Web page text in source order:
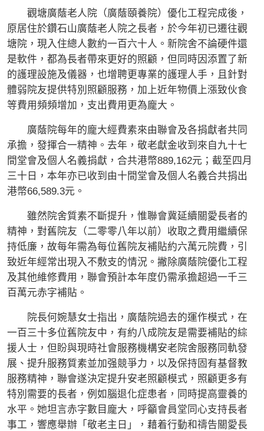
觀塘廣蔭老人院（廣蔭頤養院）優化工程完成後，
原居住於鑽石山廣蔭老人院之長者，於今年初已遷往觀
塘院，現入住總人數約一百六十人。新院舍不論硬件還
是軟件，都為長者帶來更好的照顧，但同時因添置了新
的護理設施及儀器，也增聘更專業的護理人手，且針對
體弱院友提供特別照顧服務，加上近年物價上漲致伙食
等費用頻頻增加，支出費用更為龐大。
廣蔭院每年的龐大經費素來由聯會及各捐獻者共同
承擔，發揮合一精神。去年，敬老獻金收到來自九十七
間堂會及個人名義捐獻，合共港幣889,162元；截至四月
三十日，本年亦已收到由十間堂會及個人名義合共捐出
港幣66,589.3元。
雖然院舍質素不斷提升，惟聯會冀延續關愛長者的
精神，對舊院友（二零零八年以前）收取之費用繼續保
持低廉，故每年需為每位舊院友補貼約六萬元院費，引
致近年經常出現入不敷支的情況。撇除廣蔭院優化工程
及其他維修費用，聯會預計本年度仍需承擔超過一千三
百萬元赤字補貼。
院長何婉慧女士指出，廣蔭院過去的運作模式，在
一百三十多位舊院友中，有約八成院友是需要補貼的綜
援人士，但盼與現時社會服務機構安老院舍服務同軌發
展、提升服務質素並加强競爭力，以及保持固有基督教
服務精神，聯會遂決定提升安老照顧模式，照顧更多有
特別需要的長者，例如腦退化症患者，同時提高靈養的
水平。她坦言赤字數目龐大，呼籲會員堂同心支持長者
事工，響應舉辦「敬老主日」，藉着行動和禱告關愛長